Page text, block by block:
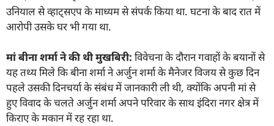
उनियाल से व्हाट्सएप के माध्यम से संपर्क किया था. घटना के बाद रात में
आरोपी उसके घर भी गया था.
मां बीना शर्मा ने की थी मुखबिरी: विवेचना के दौरान गवाहों के बयानों से
यह तथ्य मिले कि बीना शर्मा ने अर्जुन शर्मा के मैनेजर विजय से कुछ दिन
पहले उसकी दिनचर्या के संबंध में जानकारी ली थी, क्योंकि अपनी मां से
हुए विवाद के चलते अर्जुन शर्मा अपने परिवार के साथ इंदिरा नगर क्षेत्र में
किराए के मकान में रह रहा था.